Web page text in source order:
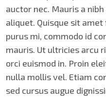
auctor nec. Mauris a
aliquet. Quisque sit
purus mi, commodo id
mauris. Ut ultricies arcu
orci euismod in. Proin
nulla mollis vel. Etiam
sed cursus augue